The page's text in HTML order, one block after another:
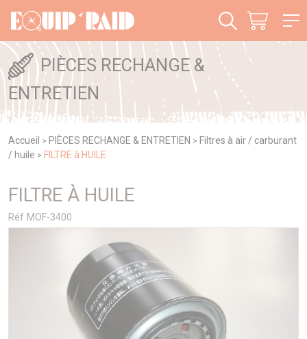
PIÈCES RECHANGE &
ENTRETIEN
Accueil > PIÈCES RECHANGE & ENTRETIEN > Filtres à air / carburant
/ huile > FILTRE à HUILE
FILTRE À HUILE
Réf MOF-3400
Panneau de gestion des cookies